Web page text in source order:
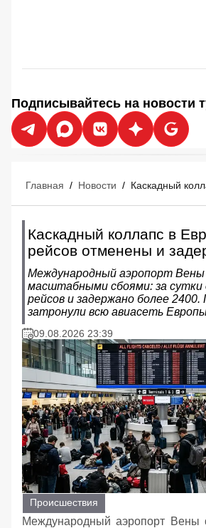
Подписывайтесь на новости
Главная / Новости /
Каскадный коллапс в
рейсов отменены и
Международный аэропорт Вены
масштабными сбоями: за сутки
рейсов и задержано более
затронули всю авиасеть
09.08.2026 23:39
Происшествия
Международный аэропорт Вены